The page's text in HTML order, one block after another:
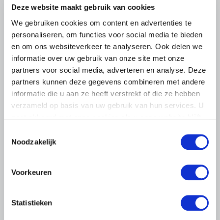
Deze website maakt gebruik van cookies
We gebruiken cookies om content en advertenties te
personaliseren, om functies voor social media te bieden
en om ons websiteverkeer te analyseren. Ook delen we
informatie over uw gebruik van onze site met onze
partners voor social media, adverteren en analyse. Deze
partners kunnen deze gegevens combineren met andere
informatie die u aan ze heeft verstrekt of die ze hebben
verzameld op basis van uw gebruik van hun services. U
Noodzakelijk
Voorkeuren
Statistieken
Intrekken natuurvergunningen is
rechtsstaat
maar groter. Dit kan niet in een rechtsstaat.” Zo reageert
LTO-voorzitter Ger Koopmans op het voornemen van